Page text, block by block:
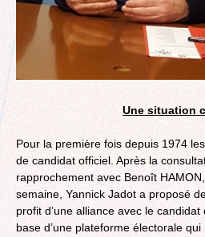
Une situation
Pour la première fois depuis 1974
de candidat officiel. Après la
rapprochement avec Benoît
semaine, Yannick Jadot a proposé
profit d’une alliance avec le
base d’une plateforme électorale